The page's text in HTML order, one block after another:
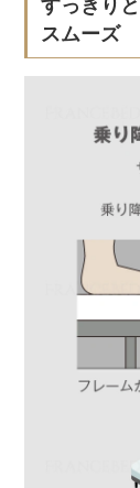
すっきり
スムーズ